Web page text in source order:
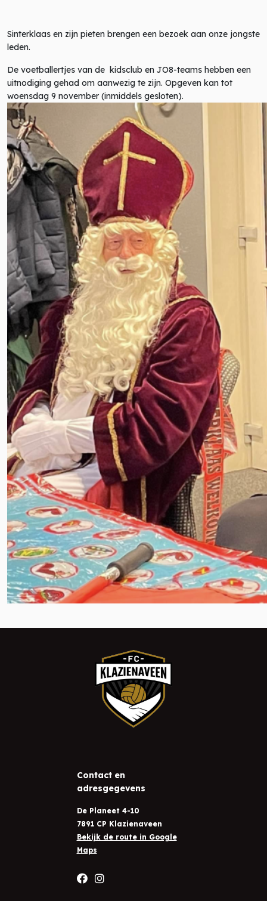
Sinterklaas en zijn pieten brengen een bezoek aan onze jongste
leden.
De voetballertjes van de kidsclub en JO8-teams hebben een
uitnodiging gehad om aanwezig te zijn. Opgeven kan tot
woensdag 9 november (inmiddels gesloten).
Contact en
adresgegevens
De Planeet 4-10
7891 CP Klazienaveen
Bekijk de route in Google
Maps